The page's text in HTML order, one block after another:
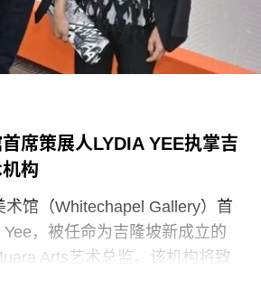
体地点或资源为何。
物馆在美国建国250周年之际未
管理局维护的人行道、步道及其
时展览或标识，以纠正博物馆内
。
就行政令发表公开评论。上周，
国会听证会，期间
席策展人LYDIA YEE执掌吉
构
术馆（Whitechapel Gallery）首
，被任命为吉隆坡新成立的
Arts艺术总监。该机构将致